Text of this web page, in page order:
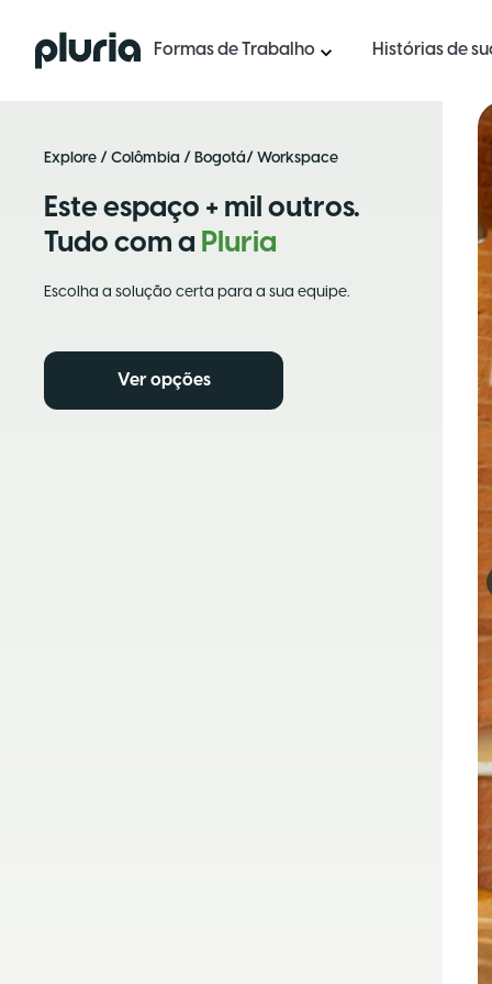
Logo Pluria Formas de Trabalho Histórias de
Explore / Colômbia / Bogotá/ Workspace
Este espaço + mil outros.
Tudo com a Pluria
Escolha a solução certa para a sua equipe.
Ver opções